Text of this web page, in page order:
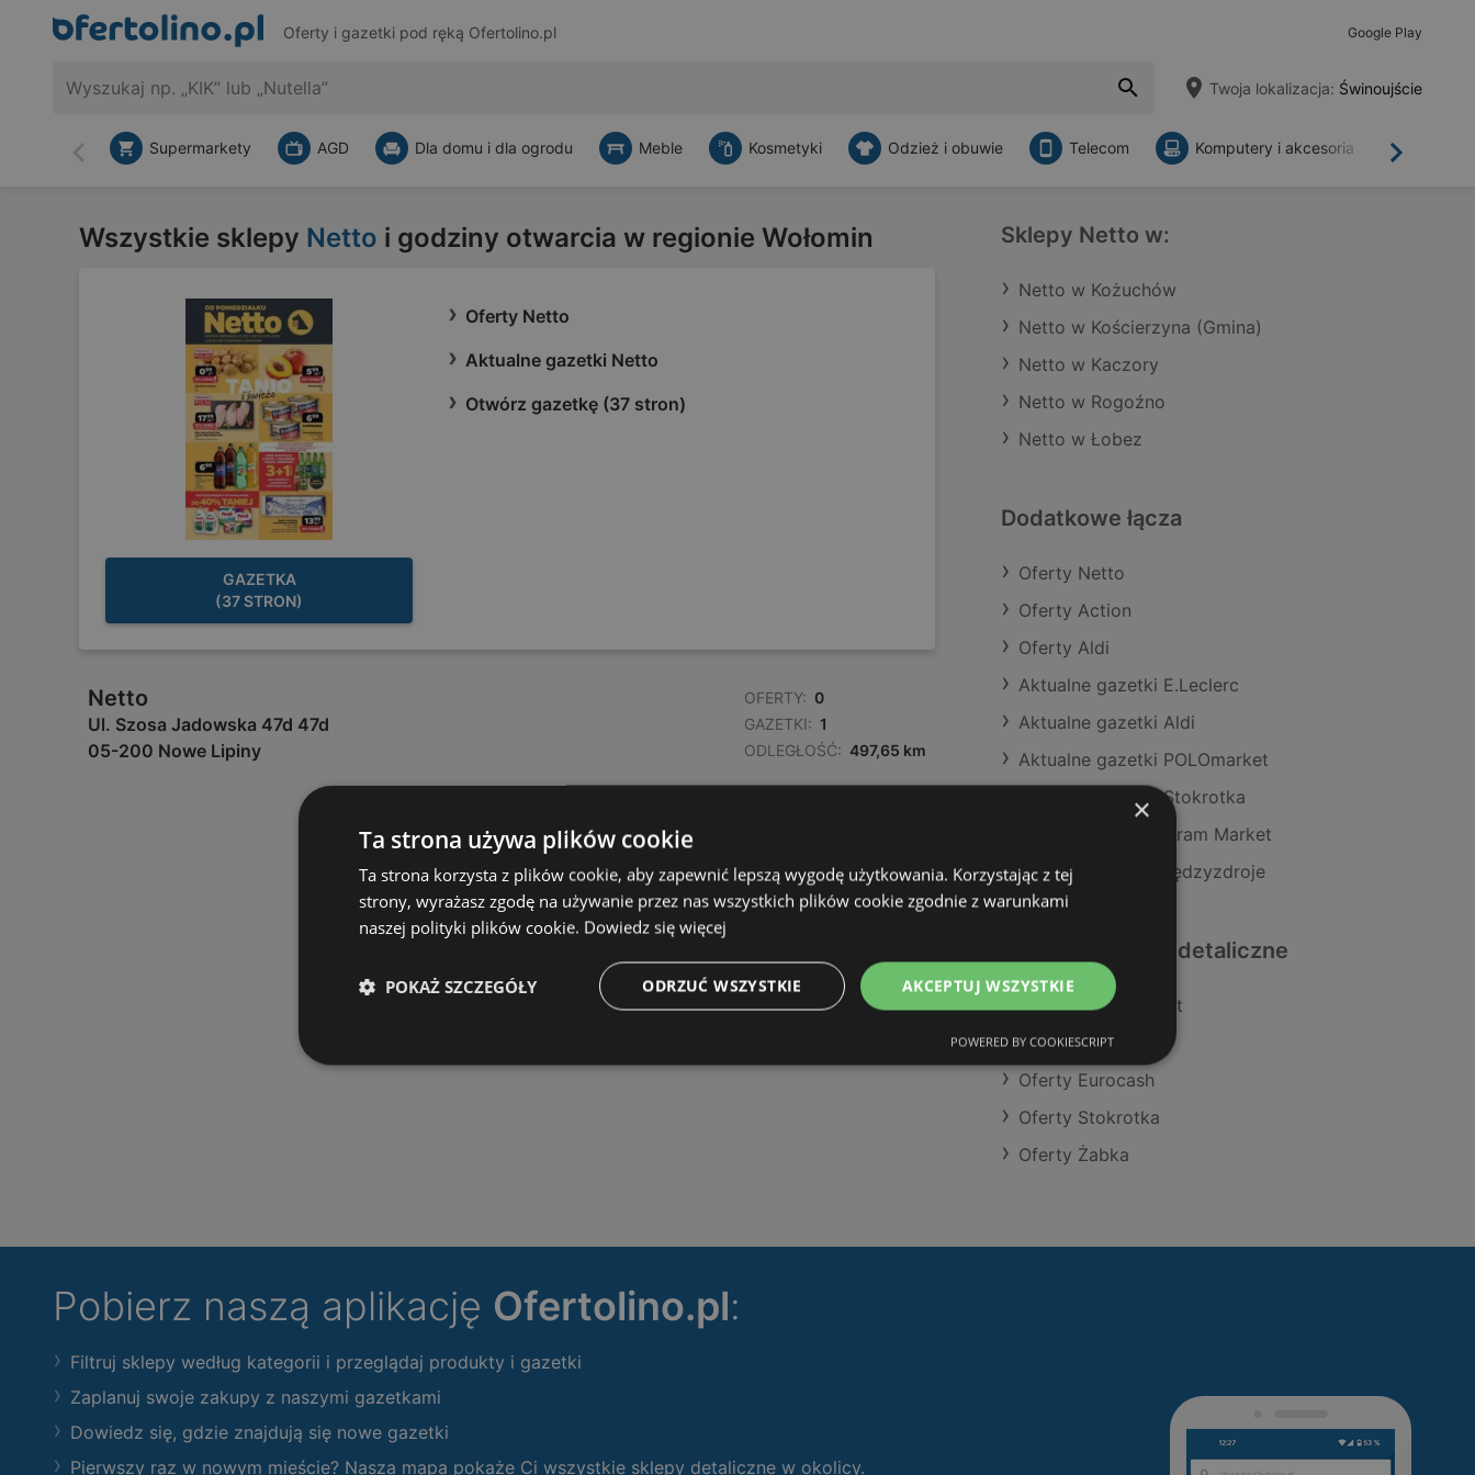
Oferty i gazetki pod ręką Ofertolino.pl Google Play
Twoja lokalizacja: Świnoujście
Wstecz Dalej
Supermarkety AGD Dla domu i dla ogrodu Meble Kosmetyki Odzież i obuwie Telecom Komputery i akcesoria
Wszystkie sklepy Netto i godziny otwarcia w regionie Wołomin
GAZETKA
(37 STRON)
Oferty Netto
Aktualne gazetki Netto
Otwórz gazetkę (37 stron)
Netto
Ul. Szosa Jadowska 47d 47d
05-200 Nowe Lipiny
OFERTY: 0
GAZETKI: 1
ODLEGŁOŚĆ: 497,65 km
Sklepy Netto w:
Netto w Kożuchów
Netto w Kościerzyna (Gmina)
Netto w Kaczory
Netto w Rogoźno
Netto w Łobez
Dodatkowe łącza
Oferty Netto
Oferty Action
Oferty Aldi
Aktualne gazetki E.Leclerc
Aktualne gazetki Aldi
Aktualne gazetki POLOmarket
Aktualne gazetki Stokrotka
Aktualne gazetki Gram Market
Sklepy Netto w Międzyzdroje
Podobne sklepy detaliczne
Oferty POLOmarket
Oferty Aldi
Oferty Eurocash
Oferty Stokrotka
Oferty Żabka
Pobierz naszą aplikację Ofertolino.pl:
Filtruj sklepy według kategorii i przeglądaj produkty i gazetki
Zaplanuj swoje zakupy z naszymi gazetkami
Dowiedz się, gdzie znajdują się nowe gazetki
Pierwszy raz w nowym mieście? Nasza mapa pokaże Ci wszystkie sklepy detaliczne w okolicy.
×
Ta strona używa plików cookie
Ta strona korzysta z plików cookie, aby zapewnić lepszą wygodę użytkowania. Korzystając z tej
strony, wyrażasz zgodę na używanie przez nas wszystkich plików cookie zgodnie z warunkami
naszej polityki plików cookie. Dowiedz się więcej
AKCEPTUJ WSZYSTKIE
ODRZUĆ WSZYSTKIE
POKAŻ SZCZEGÓŁY
POWERED BY COOKIESCRIPT